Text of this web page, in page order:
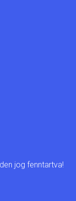
jog fenntartva!